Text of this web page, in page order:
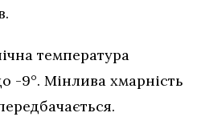
температура
-9°. Мінлива хмарність